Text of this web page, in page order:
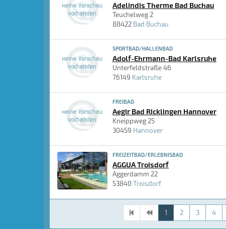
Adelindis Therme Bad Buchau
Teuchelweg 2
88422 Bad Buchau
SPORTBAD/HALLENBAD
Adolf-Ehrmann-Bad Karlsruhe
Unterfeldstraße 46
76149 Karlsruhe
FREIBAD
Aegir Bad Ricklingen Hannover
Kneippweg 25
30459 Hannover
FREIZEITBAD/ERLEBNISBAD
AGGUA Troisdorf
Aggerdamm 22
53840 Troisdorf
1 2 3 4